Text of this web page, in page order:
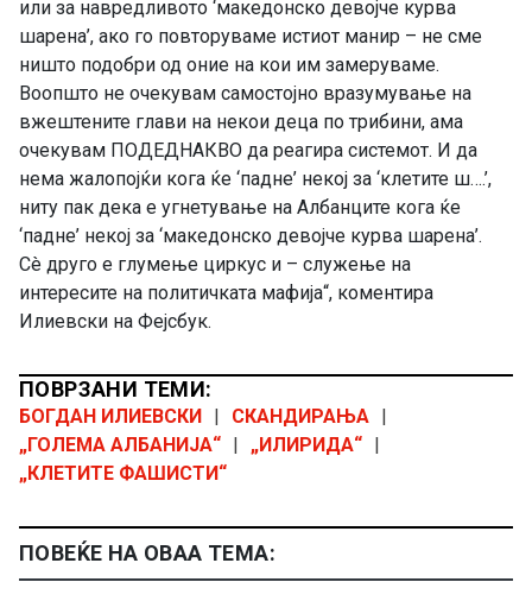
или за навредливото ‘македонско девојче курва
шарена’, ако го повторуваме истиот манир – не сме
ништо подобри од оние на кои им замеруваме.
Воопшто не очекувам самостојно вразумување на
вжештените глави на некои деца по трибини, ама
очекувам ПОДЕДНАКВО да реагира системот. И да
нема жалопојќи кога ќе ‘падне’ некој за ‘клетите ш….’,
ниту пак дека е угнетување на Албанците кога ќе
‘падне’ некој за ‘македонско девојче курва шарена’.
Сè друго е глумење циркус и – служење на
интересите на политичката мафија“, коментира
Илиевски на Фејсбук.
ПОВРЗАНИ ТЕМИ:
БОГДАН ИЛИЕВСКИ | СКАНДИРАЊА |
„ГОЛЕМА АЛБАНИЈА“ | „ИЛИРИДА“ |
„КЛЕТИТЕ ФАШИСТИ“
ПОВЕЌЕ НА ОВАА ТЕМА: